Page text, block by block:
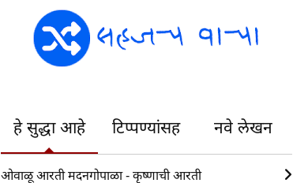
हे सुद्धा आहे टिप्पण्यांसह नवे लेखन
ओवाळू आरती मदनगोपाळा - कृष्णाची आरती